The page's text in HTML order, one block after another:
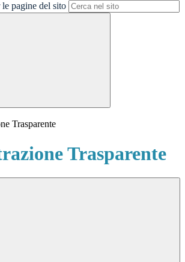
pagine del sito
Trasparente
Trasparente